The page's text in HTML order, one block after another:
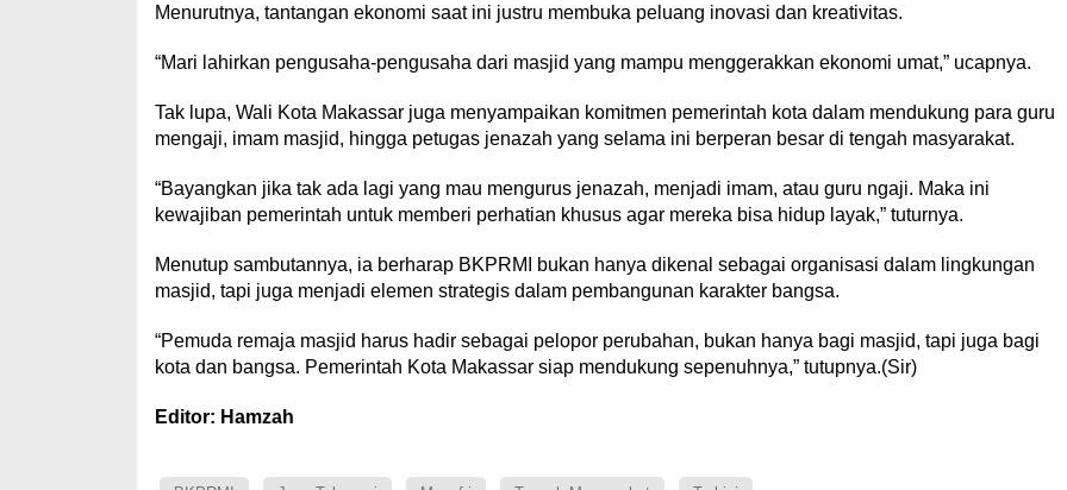
Menurutnya, tantangan ekonomi saat ini justru membuka peluang inovasi dan kreativitas.
“Mari lahirkan pengusaha-pengusaha dari masjid yang mampu menggerakkan ekonomi umat,” ucapnya.
Tak lupa, Wali Kota Makassar juga menyampaikan komitmen pemerintah kota dalam mendukung para guru
mengaji, imam masjid, hingga petugas jenazah yang selama ini berperan besar di tengah masyarakat.
“Bayangkan jika tak ada lagi yang mau mengurus jenazah, menjadi imam, atau guru ngaji. Maka ini
kewajiban pemerintah untuk memberi perhatian khusus agar mereka bisa hidup layak,” tuturnya.
Menutup sambutannya, ia berharap BKPRMI bukan hanya dikenal sebagai organisasi dalam lingkungan
masjid, tapi juga menjadi elemen strategis dalam pembangunan karakter bangsa.
“Pemuda remaja masjid harus hadir sebagai pelopor perubahan, bukan hanya bagi masjid, tapi juga bagi
kota dan bangsa. Pemerintah Kota Makassar siap mendukung sepenuhnya,” tutupnya.(Sir)
Editor: Hamzah